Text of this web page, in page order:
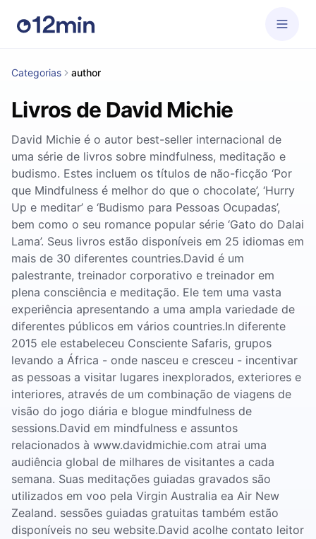
Categorias author
Livros de David Michie
David Michie é o autor best-seller internacional de
uma série de livros sobre mindfulness, meditação e
budismo. Estes incluem os títulos de não-ficção ‘Por
que Mindfulness é melhor do que o chocolate’, ‘Hurry
Up e meditar’ e ‘Budismo para Pessoas Ocupadas’,
bem como o seu romance popular série ‘Gato do Dalai
Lama’. Seus livros estão disponíveis em 25 idiomas em
mais de 30 diferentes countries.David é um
palestrante, treinador corporativo e treinador em
plena consciência e meditação. Ele tem uma vasta
experiência apresentando a uma ampla variedade de
diferentes públicos em vários countries.In diferente
2015 ele estabeleceu Consciente Safaris, grupos
levando a África - onde nasceu e cresceu - incentivar
as pessoas a visitar lugares inexplorados, exteriores e
interiores, através de um combinação de viagens de
visão do jogo diária e blogue mindfulness de
sessions.David em mindfulness e assuntos
relacionados à www.davidmichie.com atrai uma
audiência global de milhares de visitantes a cada
semana. Suas meditações guiadas gravados são
utilizados em voo pela Virgin Australia ea Air New
Zealand. sessões guiadas gratuitas também estão
disponíveis no seu website.David acolhe contato leitor